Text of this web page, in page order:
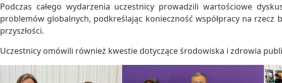
Podczas całego wydarzenia uczestnicy prowadzili wartościowe
problemów globalnych, podkreślając konieczność współpracy na rzecz
przyszłości.
Uczestnicy omówili również kwestie dotyczące środowiska i zdrowia